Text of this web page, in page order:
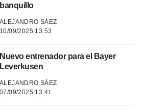
banquillo
ALEJANDRO SÁEZ
10/09/2025 13:53
Nuevo entrenador para el Bayer
Leverkusen
ALEJANDRO SÁEZ
07/09/2025 13:41